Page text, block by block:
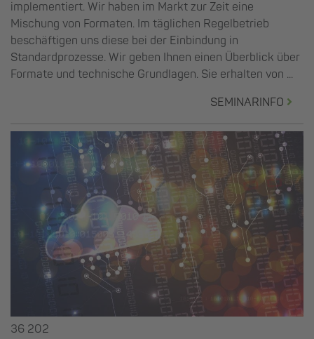
implementiert. Wir haben im Markt zur Zeit eine
Mischung von Formaten. Im täglichen Regelbetrieb
beschäftigen uns diese bei der Einbindung in
Standardprozesse. Wir geben Ihnen einen Überblick über
Formate und technische Grundlagen. Sie erhalten von ...
SEMINARINFO
36 202